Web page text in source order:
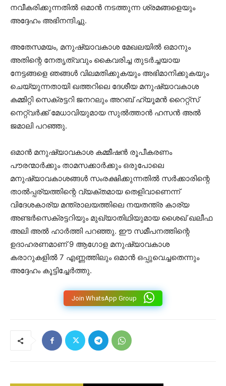
നവീകരിക്കുന്നതിൽ ഒമാൻ നടത്തുന്ന ശ്രമങ്ങളെയും
അദ്ദേഹം അഭിനന്ദിച്ചു.
അതേസമയം, മനുഷ്യാവകാശ മേഖലയിൽ ഒമാനും
അതിന്റെ നേതൃത്വവും കൈവരിച്ച തുടർച്ചയായ
നേട്ടങ്ങളെ ഞങ്ങൾ വിലമതിക്കുകയും അഭിമാനിക്കുകയും
ചെയ്യുന്നതായി ഖത്തറിലെ ദേശീയ മനുഷ്യാവകാശ
കമ്മിറ്റി സെക്രട്ടറി ജനറലും അറബ് ഹ്യൂമൻ റൈറ്റ്‌സ്
നെറ്റ്‌വർക്ക് മേധാവിയുമായ സുൽത്താൻ ഹസൻ അൽ
ജമാലി പറഞ്ഞു.
ഒമാൻ മനുഷ്യാവകാശ കമ്മീഷൻ രൂപീകരണം
പൗരന്മാർക്കും താമസക്കാർക്കും ഒരുപോലെ
മനുഷ്യാവകാശങ്ങൾ സംരക്ഷിക്കുന്നതിൽ സർക്കാരിന്റെ
താൽപ്പര്യത്തിന്റെ വ്യക്തമായ തെളിവാണെന്ന്
വിദേശകാര്യ മന്ത്രാലയത്തിലെ നയതന്ത്ര കാര്യ
അണ്ടർസെക്രട്ടറിയും മുഖ്യാതിഥിയുമായ ശൈഖ് ഖലീഫ
അലി അൽ ഹാർത്തി പറഞ്ഞു. ഈ സമീപനത്തിന്റെ
ഉദാഹരണമാണ് 9 ആഗോള മനുഷ്യാവകാശ
കരാറുകളിൽ 7 എണ്ണത്തിലും ഒമാൻ ഒപ്പുവെച്ചതെന്നും
അദ്ദേഹം കൂട്ടിച്ചേർത്തു.
Join WhatsApp Group